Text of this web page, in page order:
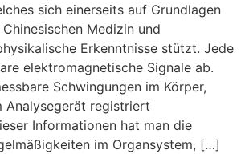
sich einerseits auf Grundlagen
Medizin und
Erkenntnisse stützt. Jede
elektromagnetische Signale ab.
Schwingungen im Körper,
Analysegerät registriert
Informationen hat man die
im Organsystem, […]